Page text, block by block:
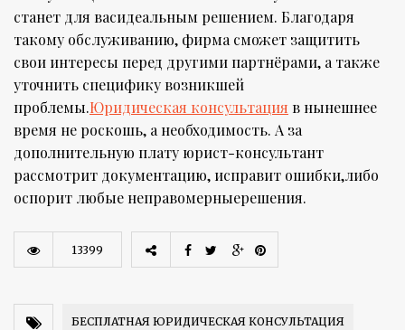
станет для васидеальным решением. Благодаря
такому обслуживанию, фирма сможет защитить
свои интересы перед другими партнёрами, а также
уточнить специфику возникшей
проблемы.Юридическая консультация в нынешнее
время не роскошь, а необходимость. А за
дополнительную плату юрист-консультант
рассмотрит документацию, исправит ошибки,либо
оспорит любые неправомерныерешения.
13399
БЕСПЛАТНАЯ ЮРИДИЧЕСКАЯ КОНСУЛЬТАЦИЯ